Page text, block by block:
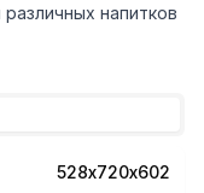
напитков
и 1 краном для
манометр,
528х720х602